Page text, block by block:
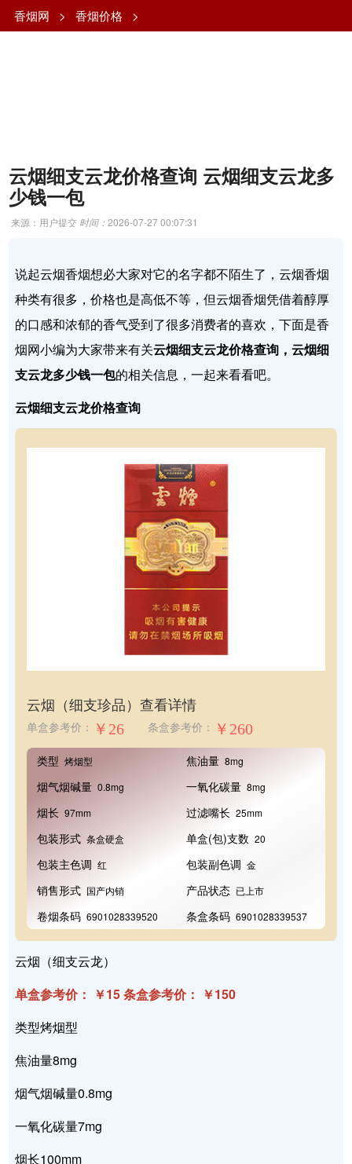
香烟网 > 香烟价格 >
云烟细支云龙价格查询 云烟细支云龙多
少钱一包
来源：用户提交 时间：2026-07-27 00:07:31
说起云烟香烟想必大家对它的名字都不陌生了，云烟香烟
种类有很多，价格也是高低不等，但云烟香烟凭借着醇厚
的口感和浓郁的香气受到了很多消费者的喜欢，下面是香
烟网小编为大家带来有关云烟细支云龙价格查询，云烟细
支云龙多少钱一包的相关信息，一起来看看吧。
云烟细支云龙价格查询
云烟（细支珍品）查看详情
单盒参考价： ￥26 条盒参考价： ￥260
类型 烤烟型 焦油量 8mg
烟气烟碱量 0.8mg 一氧化碳量 8mg
烟长 97mm 过滤嘴长 25mm
包装形式 条盒硬盒 单盒(包)支数 20
包装主色调 红 包装副色调 金
销售形式 国产内销 产品状态 已上市
卷烟条码 6901028339520 条盒条码 6901028339537
云烟（细支云龙）
单盒参考价： ￥15 条盒参考价： ￥150
类型烤烟型
焦油量8mg
烟气烟碱量0.8mg
一氧化碳量7mg
烟长100mm